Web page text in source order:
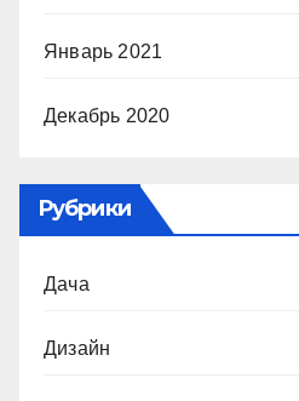
Январь 2021
Декабрь 2020
Рубрики
Дача
Дизайн